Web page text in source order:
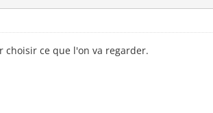
choisir ce que l'on va regarder.